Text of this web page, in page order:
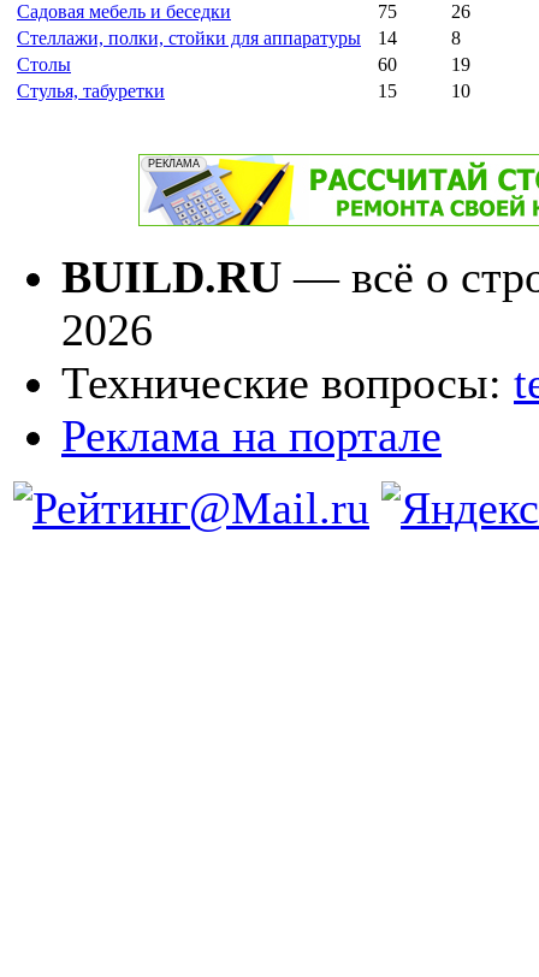
Садовая мебель и беседки
75
26
Стеллажи, полки, стойки для аппаратуры
14
8
Столы
60
19
Стулья, табуретки
15 10
BUILD.RU — всё о
2026
Технические вопросы:
Реклама на портале